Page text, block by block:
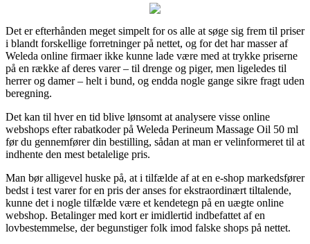
Det er efterhånden meget simpelt for os alle at søge sig frem til priser
i blandt forskellige forretninger på nettet, og for det har masser af
Weleda online firmaer ikke kunne lade være med at trykke priserne
på en række af deres varer – til drenge og piger, men ligeledes til
herrer og damer – helt i bund, og endda nogle gange sikre fragt uden
beregning.
Det kan til hver en tid blive lønsomt at analysere visse online
webshops efter rabatkoder på Weleda Perineum Massage Oil 50 ml
før du gennemfører din bestilling, sådan at man er velinformeret til at
indhente den mest betalelige pris.
Man bør alligevel huske på, at i tilfælde af at en e-shop markedsfører
bedst i test varer for en pris der anses for ekstraordinært tiltalende,
kunne det i nogle tilfælde være et kendetegn på en uægte online
webshop. Betalinger med kort er imidlertid indbefattet af en
lovbestemmelse, der begunstiger folk imod falske shops på nettet.